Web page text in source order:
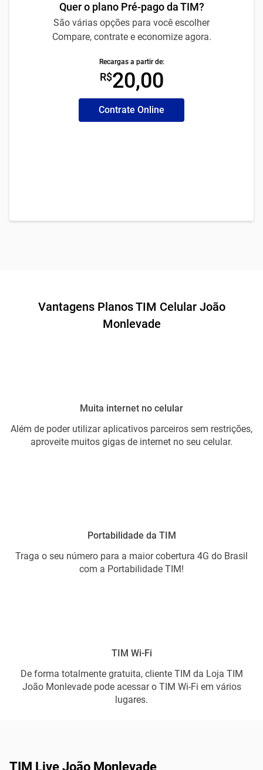
Quer o plano Pré-pago da TIM?
São várias opções para você escolher
Compare, contrate e economize agora.
Recargas a partir de:
R$20,00
Contrate Online
Vantagens Planos TIM Celular João
Monlevade
Muita internet no celular
Além de poder utilizar aplicativos parceiros sem restrições,
aproveite muitos gigas de internet no seu celular.
Portabilidade da TIM
Traga o seu número para a maior cobertura 4G do Brasil
com a Portabilidade TIM!
TIM Wi-Fi
De forma totalmente gratuita, cliente TIM da Loja TIM
João Monlevade pode acessar o TIM Wi-Fi em vários
lugares.
TIM Live João Monlevade